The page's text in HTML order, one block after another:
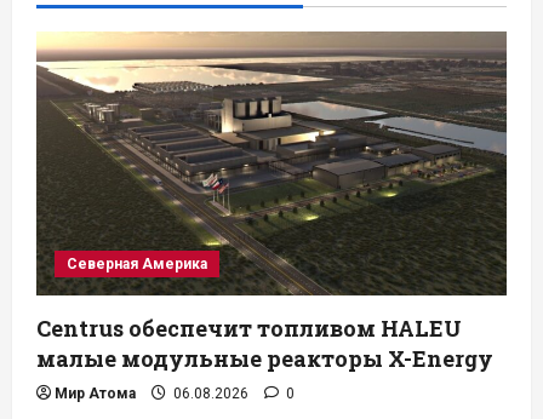
Северная Америка
Centrus обеспечит топливом HALEU
малые модульные реакторы X-Energy
Мир Атома 06.08.2026 0